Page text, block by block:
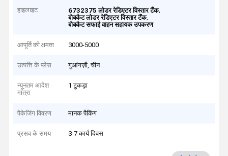
हाइलाइट 6732375 लोडर रेडिएटर विस्तार टैंक,
बोबकैट लोडर रेडिएटर विस्तार टैंक,
बोबकैट सफाई वाहन सहायक उपकरण
आपूर्ति की क्षमता 3000-5000
उत्पत्ति के प्लेस गुआंगज़ौ, चीन
न्यूनतम आदेश
मात्रा
1 टुकड़ा
पैकेजिंग विवरण मानक पैकिंग
प्रसव के समय 3-7 कार्य दिवस